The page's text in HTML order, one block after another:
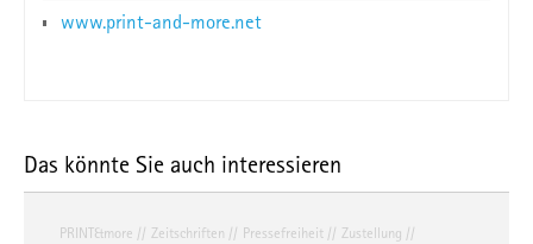
www.print-and-more.net
Das könnte Sie auch interessieren
PRINT&more Zeitschriften Pressefreiheit Zustellung